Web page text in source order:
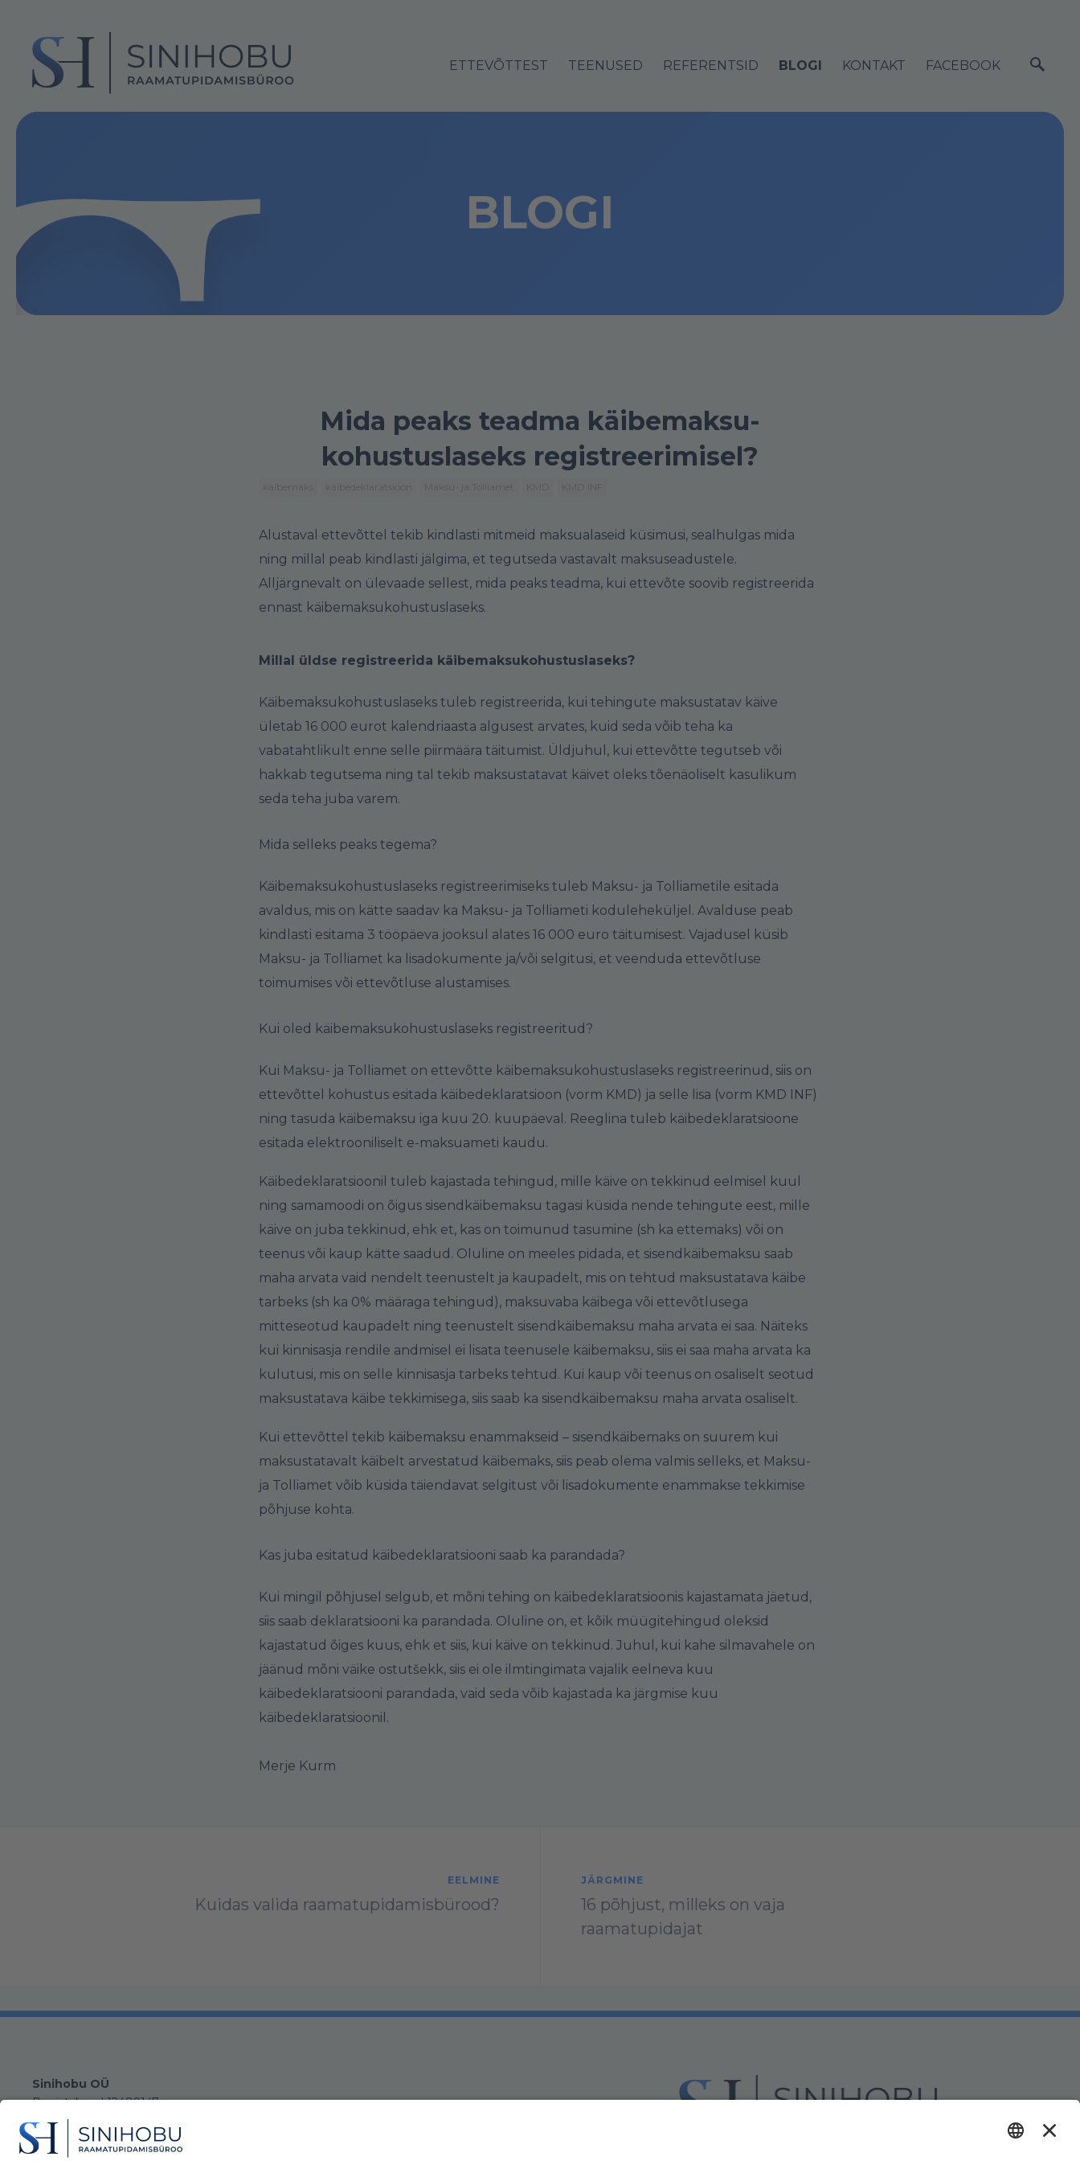
ETTEVÕTTEST TEENUSED REFERENTSID BLOGI KONTAKT FACEBOOK
BLOGI
Mida peaks teadma käibemaksu-
kohustuslaseks registreerimisel?
käibemaks käibedeklaratsioon Maksu- ja Tolliamet KMD KMD INF
Alustaval ettevõttel tekib kindlasti mitmeid maksualaseid küsimusi, sealhulgas mida
ning millal peab kindlasti jälgima, et tegutseda vastavalt maksuseadustele.
Alljärgnevalt on ülevaade sellest, mida peaks teadma, kui ettevõte soovib registreerida
ennast käibemaksukohustuslaseks.
Millal üldse registreerida käibemaksukohustuslaseks?
Käibemaksukohustuslaseks tuleb registreerida, kui tehingute maksustatav käive
ületab 16 000 eurot kalendriaasta algusest arvates, kuid seda võib teha ka
vabatahtlikult enne selle piirmäära täitumist. Üldjuhul, kui ettevõtte tegutseb või
hakkab tegutsema ning tal tekib maksustatavat käivet oleks tõenäoliselt kasulikum
seda teha juba varem.
Mida selleks peaks tegema?
Käibemaksukohustuslaseks registreerimiseks tuleb Maksu- ja Tolliametile esitada
avaldus, mis on kätte saadav ka Maksu- ja Tolliameti koduleheküljel. Avalduse peab
kindlasti esitama 3 tööpäeva jooksul alates 16 000 euro täitumisest. Vajadusel küsib
Maksu- ja Tolliamet ka lisadokumente ja/või selgitusi, et veenduda ettevõtluse
toimumises või ettevõtluse alustamises.
Kui oled käibemaksukohustuslaseks registreeritud?
Kui Maksu- ja Tolliamet on ettevõtte käibemaksukohustuslaseks registreerinud, siis on
ettevõttel kohustus esitada käibedeklaratsioon (vorm KMD) ja selle lisa (vorm KMD INF)
ning tasuda käibemaksu iga kuu 20. kuupäeval. Reeglina tuleb käibedeklaratsioone
esitada elektrooniliselt e-maksuameti kaudu.
Käibedeklaratsioonil tuleb kajastada tehingud, mille käive on tekkinud eelmisel kuul
ning samamoodi on õigus sisendkäibemaksu tagasi küsida nende tehingute eest, mille
käive on juba tekkinud, ehk et, kas on toimunud tasumine (sh ka ettemaks) või on
teenus või kaup kätte saadud. Oluline on meeles pidada, et sisendkäibemaksu saab
maha arvata vaid nendelt teenustelt ja kaupadelt, mis on tehtud maksustatava käibe
tarbeks (sh ka 0% määraga tehingud), maksuvaba käibega või ettevõtlusega
mitteseotud kaupadelt ning teenustelt sisendkäibemaksu maha arvata ei saa. Näiteks
kui kinnisasja rendile andmisel ei lisata teenusele käibemaksu, siis ei saa maha arvata ka
kulutusi, mis on selle kinnisasja tarbeks tehtud. Kui kaup või teenus on osaliselt seotud
maksustatava käibe tekkimisega, siis saab ka sisendkäibemaksu maha arvata osaliselt.
Kui ettevõttel tekib käibemaksu enammakseid – sisendkäibemaks on suurem kui
maksustatavalt käibelt arvestatud käibemaks, siis peab olema valmis selleks, et Maksu-
ja Tolliamet võib küsida täiendavat selgitust või lisadokumente enammakse tekkimise
põhjuse kohta.
Kas juba esitatud käibedeklaratsiooni saab ka parandada?
Kui mingil põhjusel selgub, et mõni tehing on käibedeklaratsioonis kajastamata jäetud,
siis saab deklaratsiooni ka parandada. Oluline on, et kõik müügitehingud oleksid
kajastatud õiges kuus, ehk et siis, kui käive on tekkinud. Juhul, kui kahe silmavahele on
jäänud mõni väike ostutšekk, siis ei ole ilmtingimata vajalik eelneva kuu
käibedeklaratsiooni parandada, vaid seda võib kajastada ka järgmise kuu
käibedeklaratsioonil.
Merje Kurm
EELMINE
Kuidas valida raamatupidamisbürood?
JÄRGMINE
16 põhjust, milleks on vaja
raamatupidajat
Sinihobu OÜ
Registrikood 12489147
KMKR nr EE101898409
Büroo:
Mustamäe tee 50-318, 10621 Tallinn
Juriiidiline aadress: